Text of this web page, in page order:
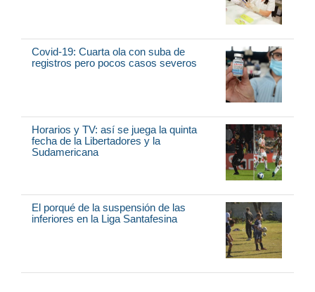
Covid-19: Cuarta ola con suba de
registros pero pocos casos severos
Horarios y TV: así se juega la quinta
fecha de la Libertadores y la
Sudamericana
El porqué de la suspensión de las
inferiores en la Liga Santafesina